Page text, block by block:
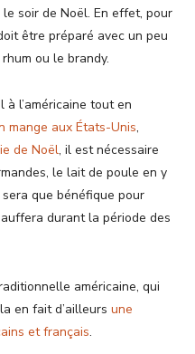
soir de Noël. En effet, pour
être préparé avec un peu
ou le brandy.
l’américaine tout en
mange aux États-Unis,
de Noël, il est nécessaire
le lait de poule en y
que bénéfique pour
durant la période des
américaine, qui
en fait d’ailleurs une
et français.